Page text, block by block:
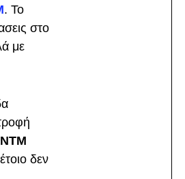
. Το
στο
με
δεν